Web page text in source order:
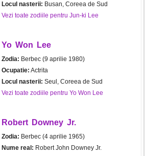
Locul nasterii: Busan, Coreea de Sud
Vezi toate zodiile pentru Jun-ki Lee
Yo Won Lee
Zodia: Berbec (9 aprilie 1980)
Ocupatie: Actrita
Locul nasterii: Seul, Coreea de Sud
Vezi toate zodiile pentru Yo Won Lee
Robert Downey Jr.
Zodia: Berbec (4 aprilie 1965)
Nume real: Robert John Downey Jr.